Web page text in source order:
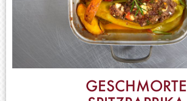
GESCHMORTE